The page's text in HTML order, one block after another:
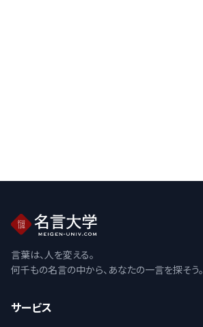
言葉は、人を変える。
何千もの名言の中から、あなたの一言を探そう。
サービス